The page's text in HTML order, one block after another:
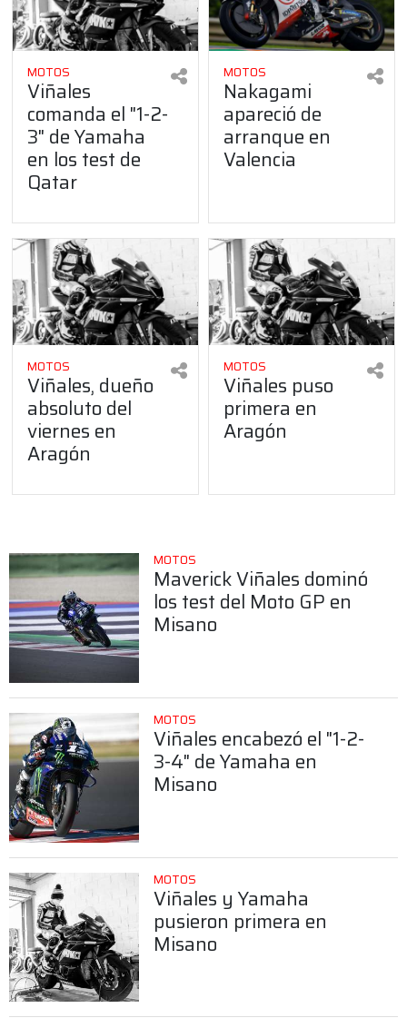
MOTOS
Viñales
comanda el "1-2-
3" de Yamaha
en los test de
Qatar
MOTOS
Nakagami
apareció de
arranque en
Valencia
MOTOS
Viñales, dueño
absoluto del
viernes en
Aragón
MOTOS
Viñales puso
primera en
Aragón
MOTOS
Maverick Viñales dominó
los test del Moto GP en
Misano
MOTOS
Viñales encabezó el "1-2-
3-4" de Yamaha en
Misano
MOTOS
Viñales y Yamaha
pusieron primera en
Misano